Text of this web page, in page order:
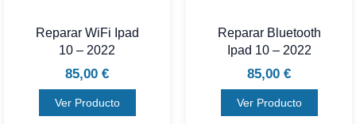
Reparar WiFi Ipad
10 – 2022
85,00 €
Ver Producto
Reparar Bluetooth
Ipad 10 – 2022
85,00 €
Ver Producto